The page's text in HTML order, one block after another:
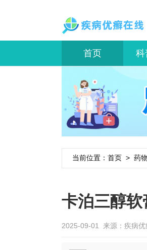
首页 科
当前位置： 首页 > 药物
卡泊三醇
2025-09-01 来源： 疾病